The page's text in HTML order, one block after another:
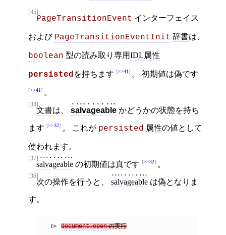
[45]
PageTransitionEvent インターフェイス
および PageTransitionEventInit 辞書は、
boolean 型の読み取り専用IDL属性
persisted を持ちます >>41 。 初期値は偽です
>>41 。
[34]
文書は、 salvageable かどうかの状態を持ち
ます >>32 。 これが persisted 属性の値として
使われます。
[37]
salvageable の初期値は真です >>32 。
[36]
次の操作を行うと、 salvageable は偽となりま
す。
document.openの実行